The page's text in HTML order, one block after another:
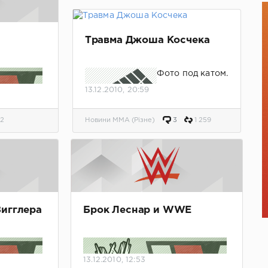
Травма Джоша Косчека
Фото под катом.
13.12.2010, 20:59
Новини MMA (Різне) 3 1 259
Брок Леснар и WWE
13.12.2010, 12:53